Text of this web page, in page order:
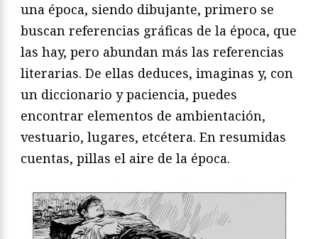
una época, siendo dibujante, primero se
buscan referencias gráficas de la época, que
las hay, pero abundan más las referencias
literarias. De ellas deduces, imaginas y, con
un diccionario y paciencia, puedes
encontrar elementos de ambientación,
vestuario, lugares, etcétera. En resumidas
cuentas, pillas el aire de la época.